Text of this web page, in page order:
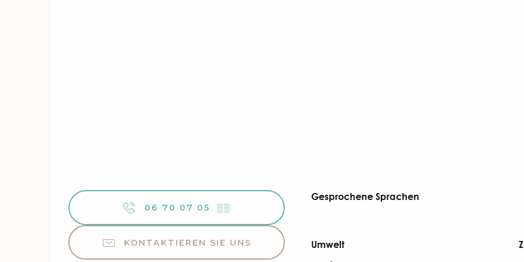
06 70 07 05 ▒▒
KONTAKTIEREN SIE UNS
Gesprochene Sprachen
Gesprochene Sprachen
Umwelt
Umwelt